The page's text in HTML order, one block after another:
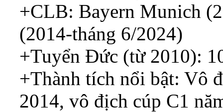
+CLB: Bayern Munich
(2014-tháng 6/2024)
+Tuyển Đức (từ 2010):
+Thành tích nổi bật: Vô
2014, vô địch cúp C1